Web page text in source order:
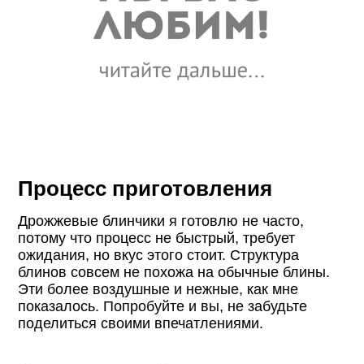
Процесс приготовления
Дрожжевые блинчики я готовлю не часто,
потому что процесс не быстрый, требует
ожидания, но вкус этого стоит. Структура
блинов совсем не похожа на обычные блины.
Эти более воздушные и нежные, как мне
показалось. Попробуйте и вы, не забудьте
поделиться своими впечатлениями.